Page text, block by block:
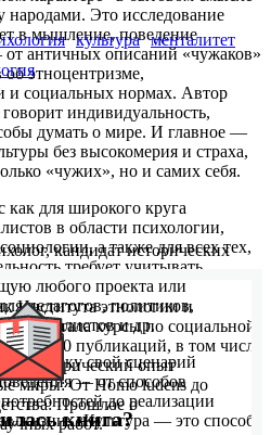
народами. Это исследование
в мышление, поведение
античных описаний «чужаков»
этноцентризме,
социальных нормах. Автор
индивидуальность,
думать о мире. И главное —
без высокомерия и страха,
«чужих», но и самих себя.
как для широкого круга
в области психологии,
а также для всех тех,
требует учитывать
любого проекта или
педагогов, политиков,
журналистов и др.
человеку свой сценарий
— от способов
до реализации
жизни: «Культура — это способ
культура менталитет
кандидат исторических
Института этнологии и
лет читала курсы по социальной
более 50 публикаций, в том числе
Исторический опыт
миры: От Homo ludens до
Прошлое о
работ.
книга?